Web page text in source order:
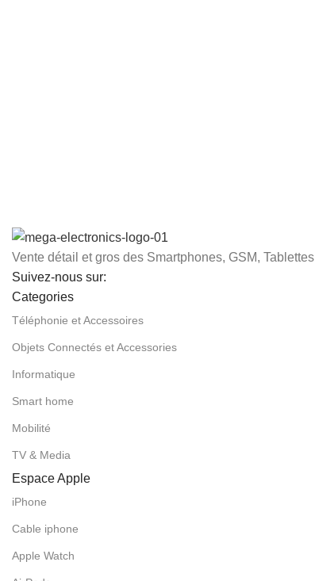
Vente détail et gros des Smartphones, GSM,
Suivez-nous sur:
Categories
Téléphonie et Accessoires
Objets Connectés et Accessories
Informatique
Smart home
Mobilité
TV & Media
Espace Apple
iPhone
Cable iphone
Apple Watch